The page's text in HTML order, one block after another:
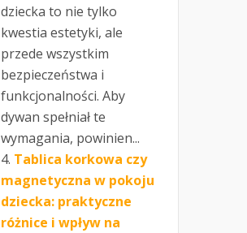
dziecka to nie tylko
kwestia estetyki, ale
przede wszystkim
bezpieczeństwa i
funkcjonalności. Aby
dywan spełniał te
wymagania, powinien...
Tablica korkowa czy
magnetyczna w pokoju
dziecka: praktyczne
różnice i wpływ na